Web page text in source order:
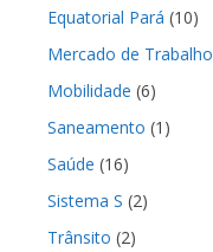
Equatorial Pará (10)
Mercado de Trabalho
Mobilidade (6)
Saneamento (1)
Saúde (16)
Sistema S (2)
Trânsito (2)